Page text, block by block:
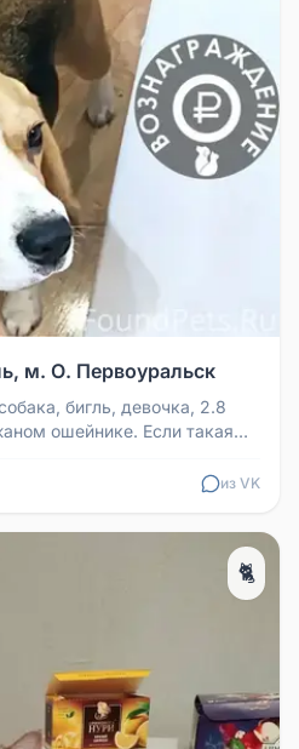
м. О. Первоуральск
бигль, девочка, 2.8
ошейнике. Если такая
из VK
🐈